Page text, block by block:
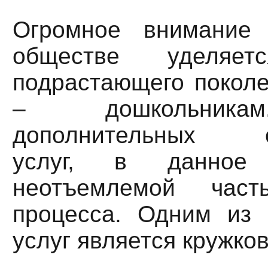
Огромное
обществе
подрастающего
–
дополнительных
услуг, в данное
неотъемлемой
процесса. Одним из
услуг является